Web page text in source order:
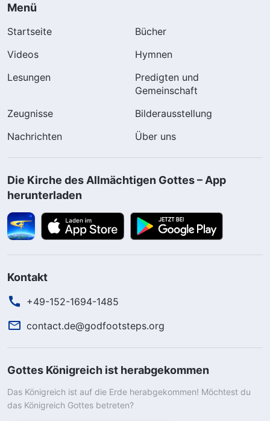
Menü
Startseite
Bücher
Videos
Hymnen
Lesungen
Predigten und
Gemeinschaft
Zeugnisse
Bilderausstellung
Nachrichten
Über uns
Die Kirche des Allmächtigen Gottes – App
herunterladen
Kontakt
+49-152-1694-1485
contact.de@godfootsteps.org
Gottes Königreich ist herabgekommen
Das Königreich ist auf die Erde herabgekommen! Möchtest du
das Königreich Gottes betreten?